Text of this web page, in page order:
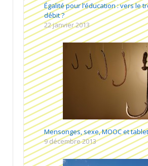
Égalité pour l’éducation : vers le
débit ?
22 janvier 2013
Mensonges, sexe, MOOC et
9 décembre 2013